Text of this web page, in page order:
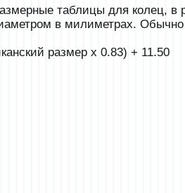
таблицы для колец, в
в милиметрах.
размер x 0.83) + 11.50